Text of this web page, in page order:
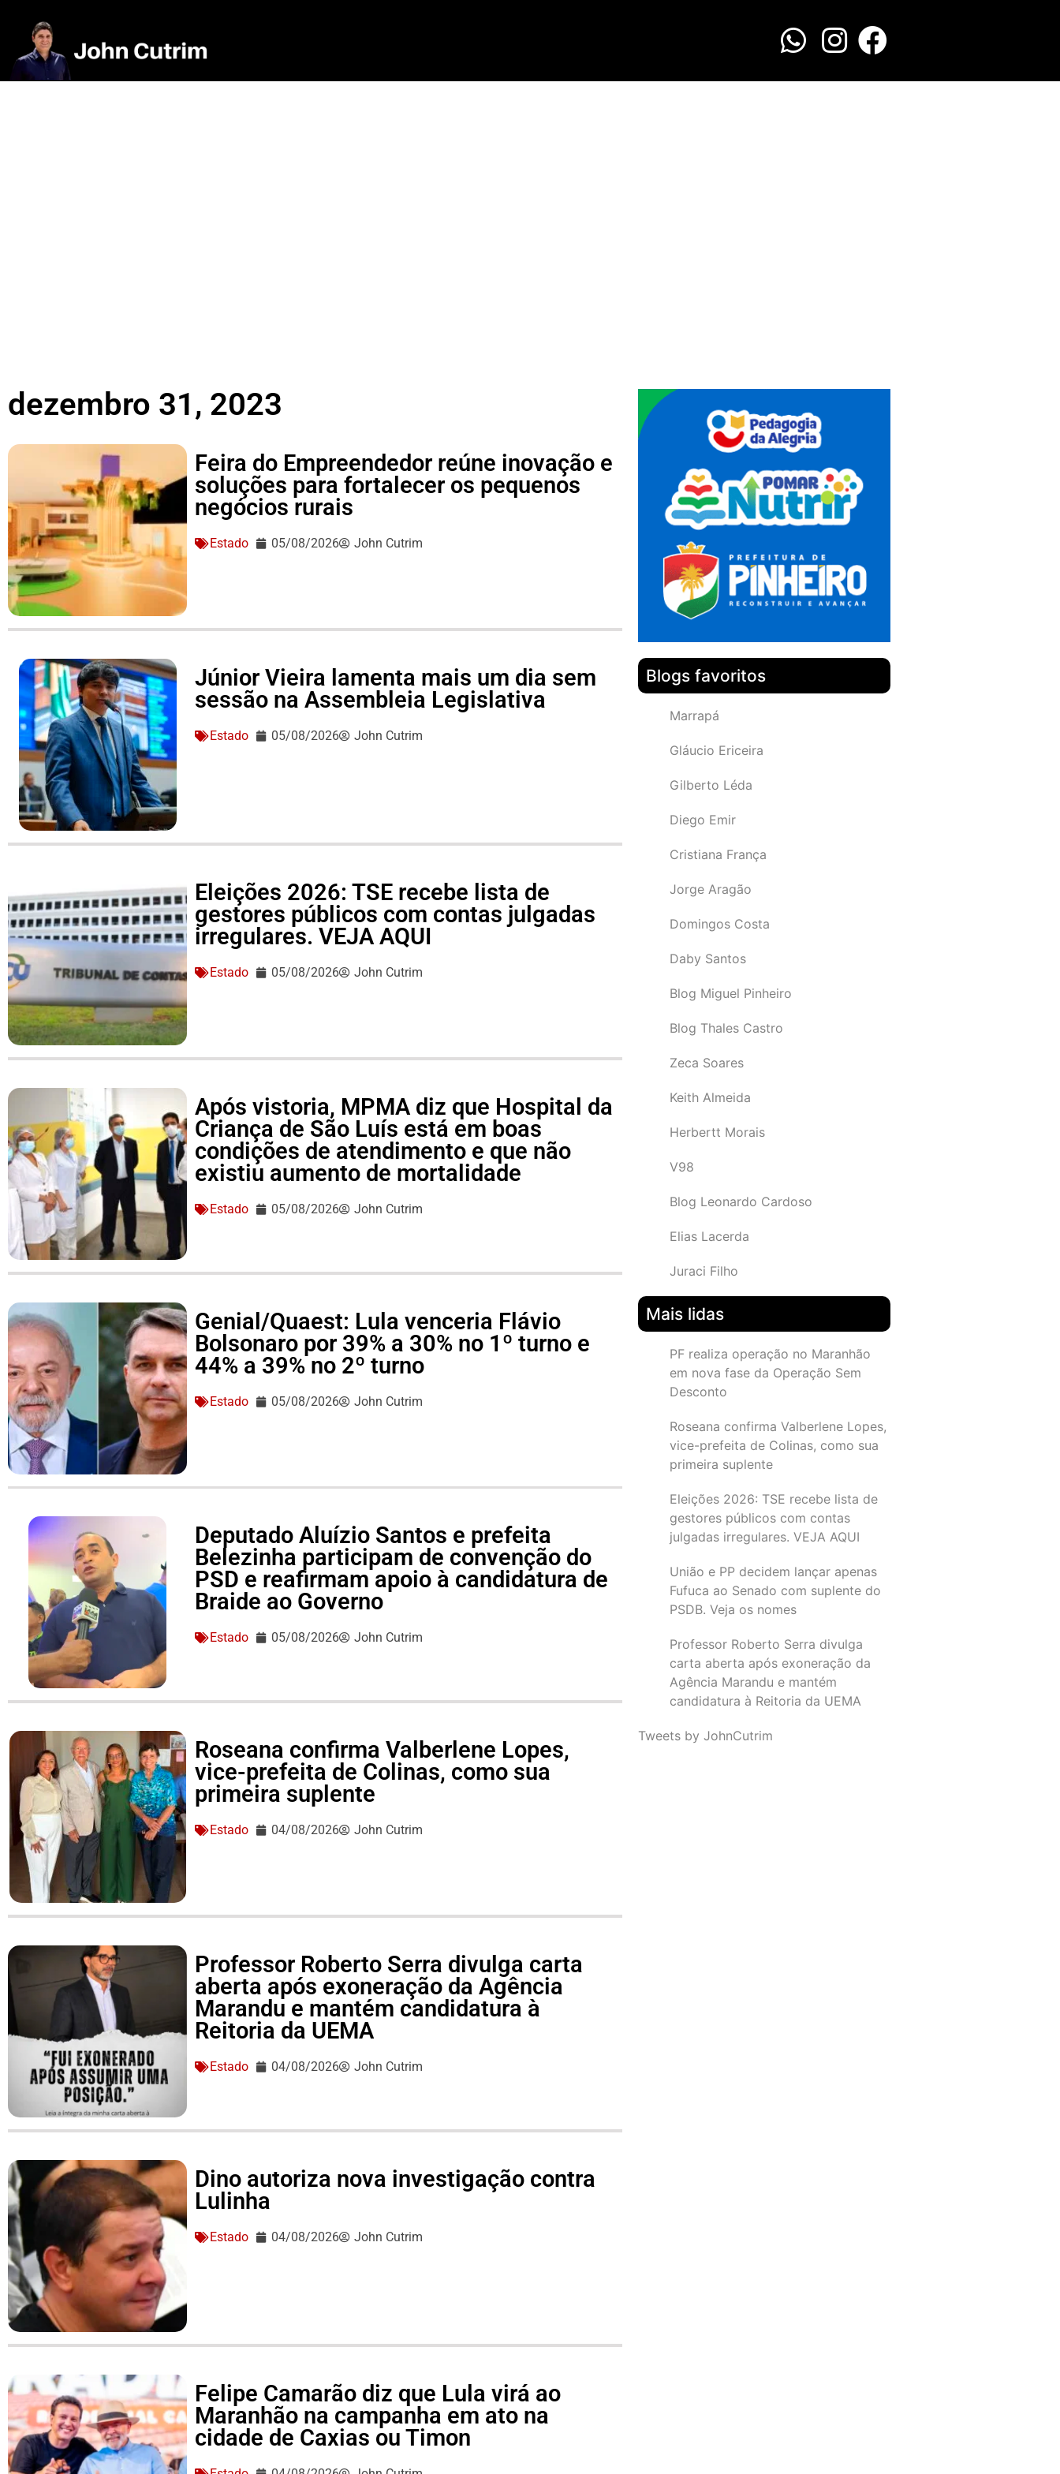
dezembro 31, 2023
Feira do Empreendedor reúne inovação e
soluções para fortalecer os pequenos
negócios rurais
Estado 05/08/2026 John Cutrim
Júnior Vieira lamenta mais um dia sem
sessão na Assembleia Legislativa
Estado 05/08/2026 John Cutrim
Eleições 2026: TSE recebe lista de
gestores públicos com contas julgadas
irregulares. VEJA AQUI
Estado 05/08/2026 John Cutrim
Após vistoria, MPMA diz que Hospital da
Criança de São Luís está em boas
condições de atendimento e que não
existiu aumento de mortalidade
Estado 05/08/2026 John Cutrim
Genial/Quaest: Lula venceria Flávio
Bolsonaro por 39% a 30% no 1º turno e
44% a 39% no 2º turno
Estado 05/08/2026 John Cutrim
Deputado Aluízio Santos e prefeita
Belezinha participam de convenção do
PSD e reafirmam apoio à candidatura de
Braide ao Governo
Estado 05/08/2026 John Cutrim
Roseana confirma Valberlene Lopes,
vice-prefeita de Colinas, como sua
primeira suplente
Estado 04/08/2026 John Cutrim
Professor Roberto Serra divulga carta
aberta após exoneração da Agência
Marandu e mantém candidatura à
Reitoria da UEMA
Estado 04/08/2026 John Cutrim
Dino autoriza nova investigação contra
Lulinha
Estado 04/08/2026 John Cutrim
Felipe Camarão diz que Lula virá ao
Maranhão na campanha em ato na
cidade de Caxias ou Timon
Blogs favoritos
Marrapá
Gláucio Ericeira
Gilberto Léda
Diego Emir
Cristiana França
Jorge Aragão
Domingos Costa
Daby Santos
Blog Miguel Pinheiro
Blog Thales Castro
Zeca Soares
Keith Almeida
Herbertt Morais
V98
Blog Leonardo Cardoso
Elias Lacerda
Juraci Filho
Mais lidas
PF realiza operação no Maranhão
em nova fase da Operação Sem
Desconto
Roseana confirma Valberlene Lopes,
vice-prefeita de Colinas, como sua
primeira suplente
Eleições 2026: TSE recebe lista de
gestores públicos com contas
julgadas irregulares. VEJA AQUI
União e PP decidem lançar apenas
Fufuca ao Senado com suplente do
PSDB. Veja os nomes
Professor Roberto Serra divulga
carta aberta após exoneração da
Agência Marandu e mantém
candidatura à Reitoria da UEMA
Tweets by JohnCutrim